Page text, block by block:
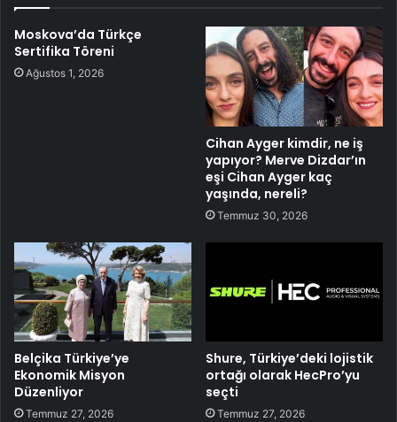
Moskova’da Türkçe
Sertifika Töreni
Ağustos 1, 2026
Cihan Ayger kimdir, ne iş
yapıyor? Merve Dizdar’ın
eşi Cihan Ayger kaç
yaşında, nereli?
Temmuz 30, 2026
Belçika Türkiye’ye
Ekonomik Misyon
Düzenliyor
Temmuz 27, 2026
Shure, Türkiye’deki lojistik
ortağı olarak HecPro’yu
seçti
Temmuz 27, 2026